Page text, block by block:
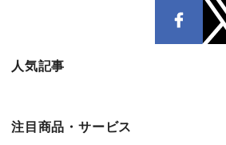
人気記事
注目商品・サービス